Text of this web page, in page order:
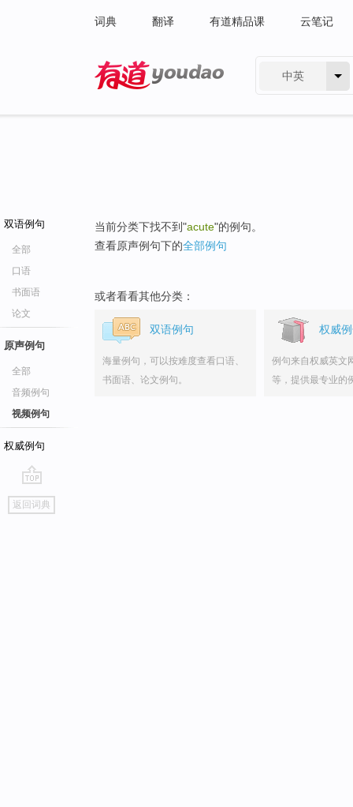
词典 翻译 有道精品课 云笔记
中英
双语例句
全部
口语
书面语
论文
原声例句
全部
音频例句
视频例句
权威例句
go
top
返回词典
当前分类下找不到"acute"的例句。
查看原声例句下的全部例句
或者看看其他分类：
双语例句
海量例句，可以按难度查看口语、
书面语、论文例句。
权威
例句来自权威英文
等，提供最专业的